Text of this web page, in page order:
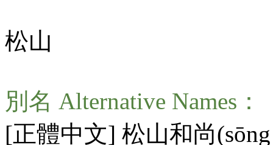
松山
別名 Alternative Names：
[正體中文] 松山和尚(